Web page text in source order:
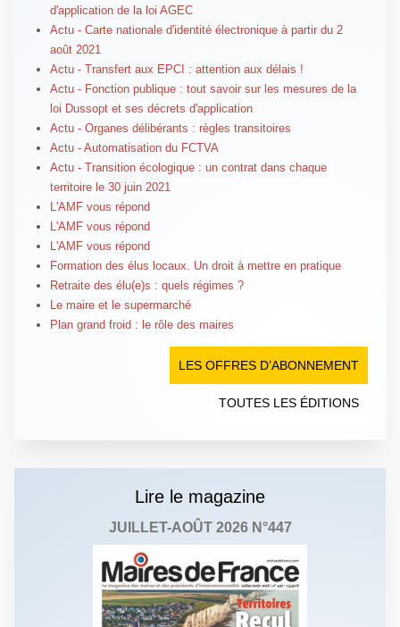
d'application de la loi AGEC
Actu - Carte nationale d'identité électronique à partir du 2
août 2021
Actu - Transfert aux EPCI : attention aux délais !
Actu - Fonction publique : tout savoir sur les mesures de la
loi Dussopt et ses décrets d'application
Actu - Organes délibérants : règles transitoires
Actu - Automatisation du FCTVA
Actu - Transition écologique : un contrat dans chaque
territoire le 30 juin 2021
L'AMF vous répond
L'AMF vous répond
L'AMF vous répond
Formation des élus locaux. Un droit à mettre en pratique
Retraite des élu(e)s : quels régimes ?
Le maire et le supermarché
Plan grand froid : le rôle des maires
LES OFFRES D’ABONNEMENT
TOUTES LES ÉDITIONS
Lire le magazine
JUILLET-AOÛT 2026 N°447